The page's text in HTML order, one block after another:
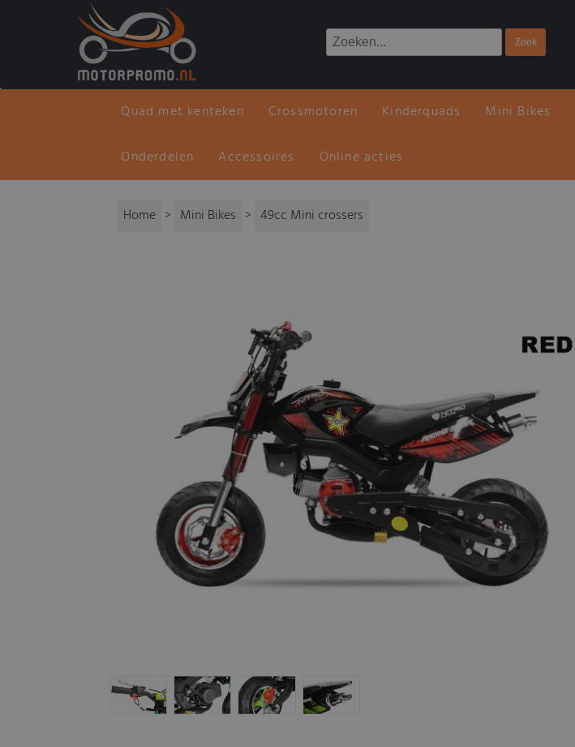
Quad met kenteken Crossmotoren Kinderquads Mini Bikes
Onderdelen Accessoires Online acties
Home > Mini Bikes > 49cc Mini crossers